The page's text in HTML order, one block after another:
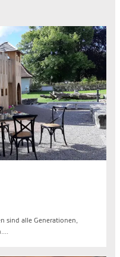
sind alle Generationen,